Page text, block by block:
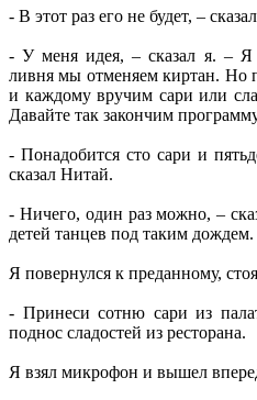
- В этот раз его не будет, –
- У меня идея, – сказал я. – Я
ливня мы отменяем киртан. Но
и каждому вручим сари или
Давайте так закончим
- Понадобится сто сари и
сказал Нитай.
- Ничего, один раз можно, –
детей танцев под таким дождем.
Я повернулся к преданному,
- Принеси сотню сари из
поднос сладостей из ресторана.
Я взял микрофон и вышел